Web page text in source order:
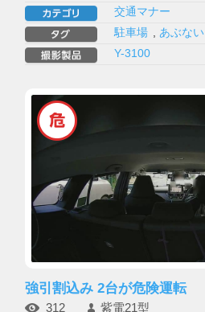
交通マナー
駐車場
あぶない
Y-3100
強引割込み 2台が危険運転
312 紫電21型